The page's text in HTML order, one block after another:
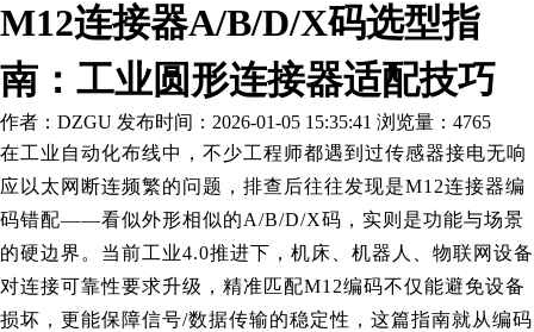
M12连接器A/B/D/X码选型指
南：工业圆形连接器适配技巧
作者：DZGU 发布时间：2026-01-05 15:35:41 浏览量：4765
在工业自动化布线中，不少工程师都遇到过传感器接电无响
应以太网断连频繁的问题，排查后往往发现是M12连接器编
码错配——看似外形相似的A/B/D/X码，实则是功能与场景
的硬边界。当前工业4.0推进下，机床、机器人、物联网设备
对连接可靠性要求升级，精准匹配M12编码不仅能避免设备
损坏，更能保障信号/数据传输的稳定性，这篇指南就从编码